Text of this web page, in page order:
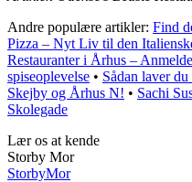
Andre populære artikler: Find
Pizza – Nyt Liv til den
Restauranter i Århus –
spiseoplevelse • Sådan laver
Skejby og Århus N! • Sachi
Skolegade
Lær os at kende
Storby Mor
StorbyMor